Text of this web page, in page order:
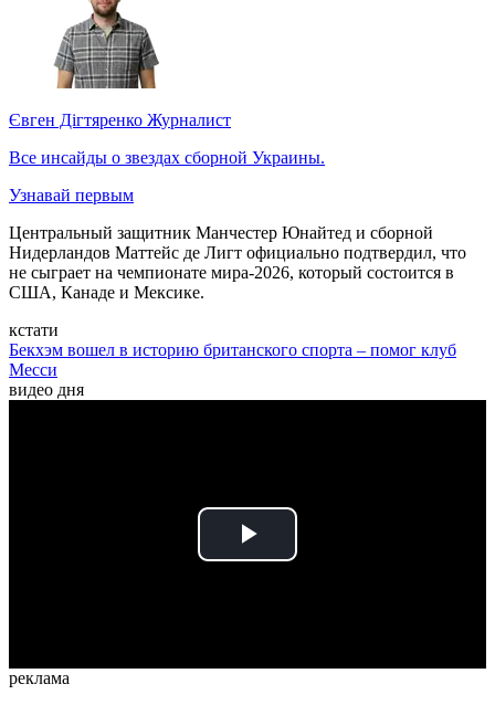
Євген Дігтяренко Журналист
Все инсайды о звездах сборной Украины.
Узнавай первым
Центральный защитник Манчестер Юнайтед и сборной
Нидерландов Маттейс де Лигт официально подтвердил, что
не сыграет на чемпионате мира-2026, который состоится в
США, Канаде и Мексике.
кстати
Бекхэм вошел в историю британского спорта – помог клуб
Месси
видео дня
Play
реклама